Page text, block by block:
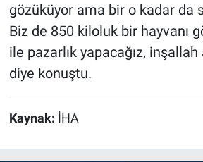
gözüküyor ama bir o kadar da
Biz de 850 kiloluk bir hayvanı
ile pazarlık yapacağız, inşallah
diye konuştu.
Kaynak: İHA